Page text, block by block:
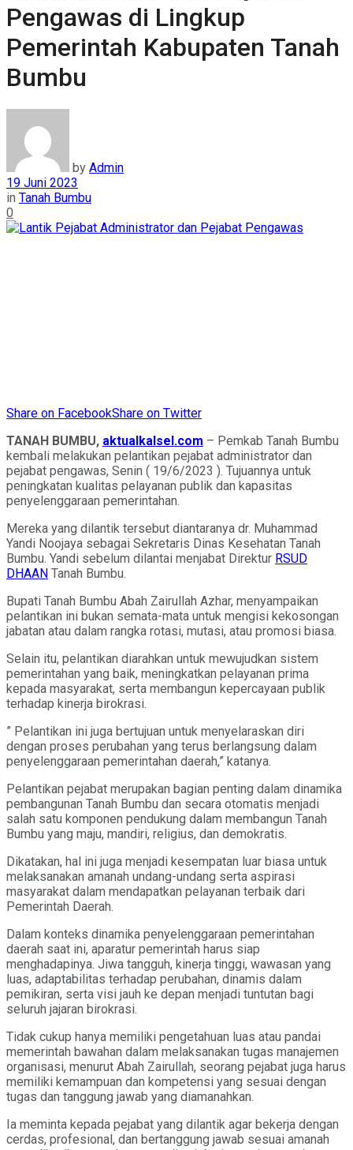
Pengawas di Lingkup
Pemerintah Kabupaten Tanah
Bumbu
by Admin
19 Juni 2023
in Tanah Bumbu
0
Share on FacebookShare on Twitter
TANAH BUMBU, aktualkalsel.com – Pemkab Tanah Bumbu
kembali melakukan pelantikan pejabat administrator dan
pejabat pengawas, Senin ( 19/6/2023 ). Tujuannya untuk
peningkatan kualitas pelayanan publik dan kapasitas
penyelenggaraan pemerintahan.
Mereka yang dilantik tersebut diantaranya dr. Muhammad
Yandi Noojaya sebagai Sekretaris Dinas Kesehatan Tanah
Bumbu. Yandi sebelum dilantai menjabat Direktur RSUD
DHAAN Tanah Bumbu.
Bupati Tanah Bumbu Abah Zairullah Azhar, menyampaikan
pelantikan ini bukan semata-mata untuk mengisi kekosongan
jabatan atau dalam rangka rotasi, mutasi, atau promosi biasa.
Selain itu, pelantikan diarahkan untuk mewujudkan sistem
pemerintahan yang baik, meningkatkan pelayanan prima
kepada masyarakat, serta membangun kepercayaan publik
terhadap kinerja birokrasi.
” Pelantikan ini juga bertujuan untuk menyelaraskan diri
dengan proses perubahan yang terus berlangsung dalam
penyelenggaraan pemerintahan daerah,” katanya.
Pelantikan pejabat merupakan bagian penting dalam dinamika
pembangunan Tanah Bumbu dan secara otomatis menjadi
salah satu komponen pendukung dalam membangun Tanah
Bumbu yang maju, mandiri, religius, dan demokratis.
Dikatakan, hal ini juga menjadi kesempatan luar biasa untuk
melaksanakan amanah undang-undang serta aspirasi
masyarakat dalam mendapatkan pelayanan terbaik dari
Pemerintah Daerah.
Dalam konteks dinamika penyelenggaraan pemerintahan
daerah saat ini, aparatur pemerintah harus siap
menghadapinya. Jiwa tangguh, kinerja tinggi, wawasan yang
luas, adaptabilitas terhadap perubahan, dinamis dalam
pemikiran, serta visi jauh ke depan menjadi tuntutan bagi
seluruh jajaran birokrasi.
Tidak cukup hanya memiliki pengetahuan luas atau pandai
memerintah bawahan dalam melaksanakan tugas manajemen
organisasi, menurut Abah Zairullah, seorang pejabat juga harus
memiliki kemampuan dan kompetensi yang sesuai dengan
tugas dan tanggung jawab yang diamanahkan.
Ia meminta kepada pejabat yang dilantik agar bekerja dengan
cerdas, profesional, dan bertanggung jawab sesuai amanah